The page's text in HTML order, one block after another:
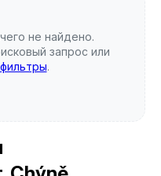
не найдено.
запрос или
.